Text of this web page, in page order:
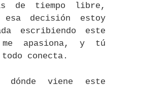
de tiempo libre,
decisión estoy
escribiendo este
apasiona, y tú
conecta.
dónde viene este